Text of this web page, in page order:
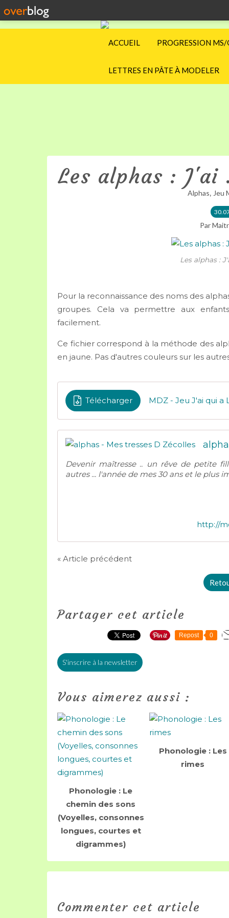
ACCUEIL PROGRESSION MS/
LETTRES EN PÂTE À MODELER
Les alphas : J'ai
Alphas, Jeu
Par
Les alphas :
Pour la reconnaissance des noms des
groupes. Cela va permettre aux
facilement.
Ce fichier correspond à la méthode des
en jaune. Pas d'autres couleurs sur les
Télécharger MDZ - Jeu J'ai qui a
Devenir maîtresse .. un rêve de petite
autres ... l'année de mes 30 ans et le plus
http://
« Article précédent
Partager cet article
Repost 0
S'inscrire à la newsletter
Vous aimerez aussi :
Phonologie : Le
chemin des sons
(Voyelles, consonnes
longues, courtes et
digrammes)
Phonologie : Les
rimes
Commenter cet article